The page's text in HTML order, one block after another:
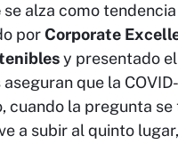
se alza como
porCorporate
y presentado el
que la
cuando la pregunta
a subir al quinto